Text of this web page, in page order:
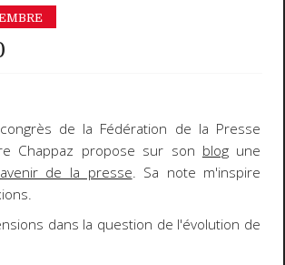
de la Fédération de la Presse
Chappaz propose sur son blogune
de la presse. Sa note m'inspire
dans la question de l'évolution de